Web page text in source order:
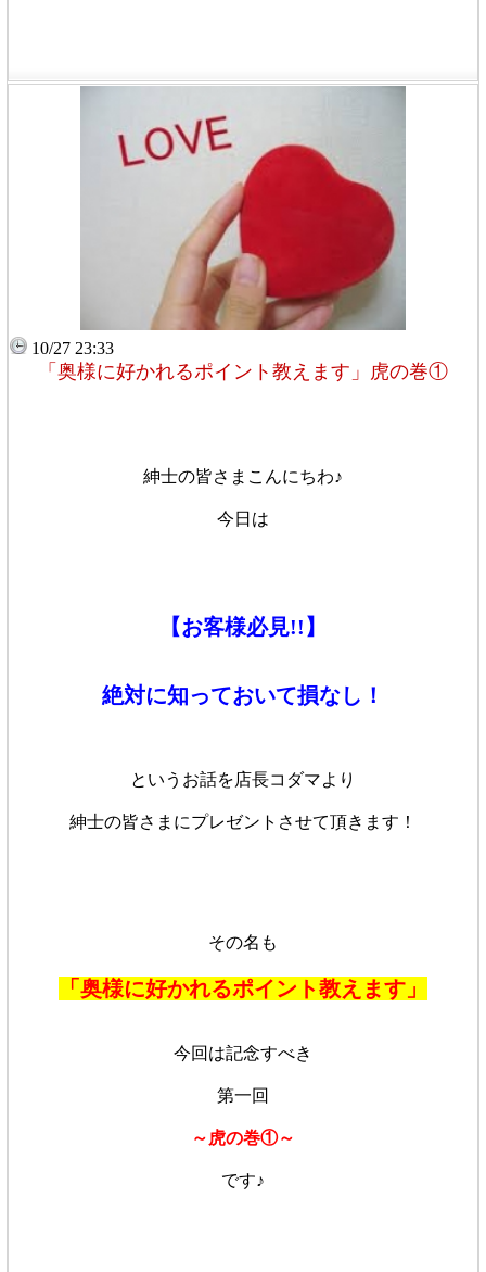
10/27 23:33
「奥様に好かれるポイント教えます」虎の巻①
紳士の皆さまこんにちわ♪
今日は
【お客様必見!!】
絶対に知っておいて損なし！
というお話を店長コダマより
紳士の皆さまにプレゼントさせて頂きます！
その名も
「奥様に好かれるポイント教えます」
今回は記念すべき
第一回
～虎の巻①～
です♪